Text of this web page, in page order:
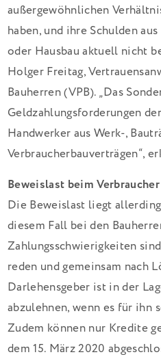
außergewöhnlichen
haben, und ihre Schulden
oder Hausbau aktuell nicht
Holger Freitag,
Bauherren (VPB). „Das
Geldzahlungsforderungen
Handwerker aus Werk-,
Verbraucherbauverträgen“,
Beweislast beim Verbraucher
Die Beweislast liegt
diesem Fall bei den
Zahlungsschwierigkeiten
reden und gemeinsam nach
Darlehensgeber ist in der
abzulehnen, wenn es für ihn
Zudem können nur Kredite
dem 15. März 2020